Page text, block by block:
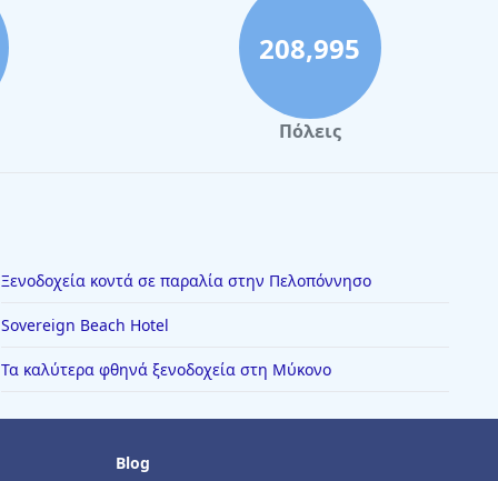
208,995
Πόλεις
Ξενοδοχεία κοντά σε παραλία στην Πελοπόννησο
Sovereign Beach Hotel
Τα καλύτερα φθηνά ξενοδοχεία στη Μύκονο
Blog